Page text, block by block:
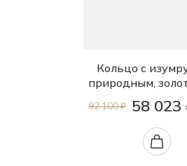
Кольцо с
природным,
92 100 ₽ 58 023